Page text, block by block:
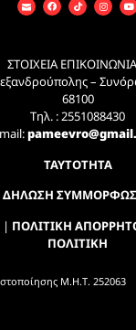
ΣΤΟΙΧΕΙΑ
–
68100
Τηλ. : 2551088430
ΤΑΥΤΟΤΗΤΑ
ΔΗΛΩΣΗ
| ΠΟΛΙΤΙΚΗ
ΠΟΛΙΤΙΚΗ
Μ.Η.Τ. 252063